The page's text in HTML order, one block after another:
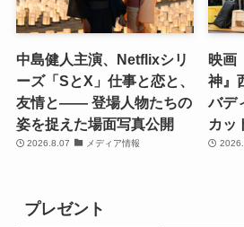
中島健人主演、Netflixシリ
ーズ「SとX」仕事と恋と、
友情と―― 登場人物たちの
姿を捉えた場面写真公開
2026.8.07 メディア情報
映画
神』
バデ
カッ
プレゼント